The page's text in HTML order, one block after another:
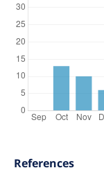
References